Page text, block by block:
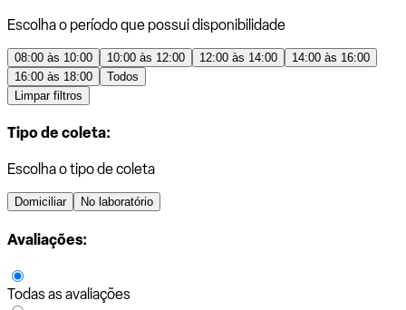
Escolha o período que possui disponibilidade
08:00 às 10:00 10:00 às 12:00 12:00 às 14:00
14:00 às 16:00
16:00 às 18:00
Todos
Limpar filtros
Tipo de coleta:
Escolha o tipo de coleta
Domiciliar No laboratório
Avaliações:
Todas as avaliações